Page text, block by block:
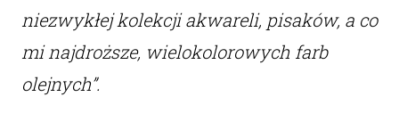
niezwykłej kolekcji akwareli, pisaków, a co
mi najdroższe, wielokolorowych farb
olejnych”.